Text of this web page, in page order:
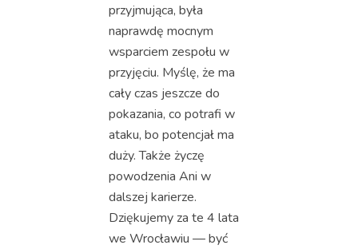
przyjmująca, była
naprawdę mocnym
wsparciem zespołu w
przyjęciu. Myślę, że ma
cały czas jeszcze do
pokazania, co potrafi w
ataku, bo potencjał ma
duży. Także życzę
powodzenia Ani w
dalszej karierze.
Dziękujemy za te 4 lata
we Wrocławiu — być